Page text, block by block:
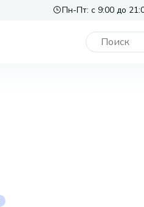
Пн-Пт: с 9:00 до